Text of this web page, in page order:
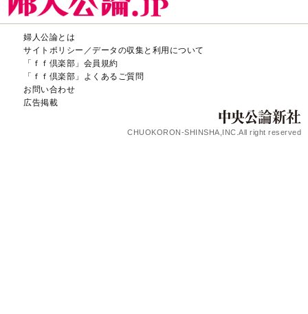
婦人公論とは
サイトポリシー／データの収集と利用について
「ｆｆ倶楽部」会員規約
「ｆｆ倶楽部」よくあるご質問
お問い合わせ
広告掲載
CHUOKORON-SHINSHA,INC.All right reserved